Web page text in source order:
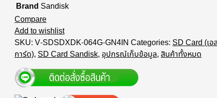
Brand Sandisk
Compare
Add to wishlist
SKU: V-SDSDXDK-064G-GN4IN Categories: SD Card (เอ
การ์ด), SD Card Sandisk, อุปกรณ์เก็บข้อมูล, สินค้าทั้งหมด